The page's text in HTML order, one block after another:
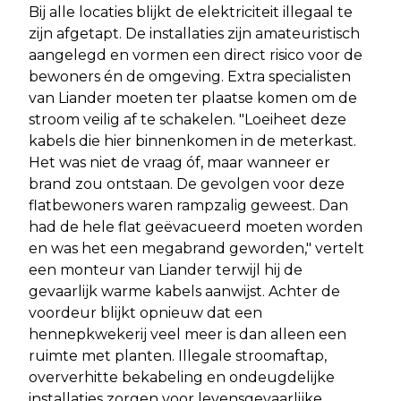
Bij alle locaties blijkt de elektriciteit illegaal te
zijn afgetapt. De installaties zijn amateuristisch
aangelegd en vormen een direct risico voor de
bewoners én de omgeving. Extra specialisten
van Liander moeten ter plaatse komen om de
stroom veilig af te schakelen. "Loeiheet deze
kabels die hier binnenkomen in de meterkast.
Het was niet de vraag óf, maar wanneer er
brand zou ontstaan. De gevolgen voor deze
flatbewoners waren rampzalig geweest. Dan
had de hele flat geëvacueerd moeten worden
en was het een megabrand geworden," vertelt
een monteur van Liander terwijl hij de
gevaarlijk warme kabels aanwijst. Achter de
voordeur blijkt opnieuw dat een
hennepkwekerij veel meer is dan alleen een
ruimte met planten. Illegale stroomaftap,
oververhitte bekabeling en ondeugdelijke